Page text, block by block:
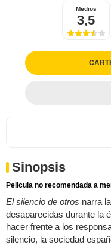
Medios
3,5
Sinopsis
Pelicula no recomendada a
El silencio de otros narra
desaparecidas durante la
hacer frente a los
silencio, la sociedad